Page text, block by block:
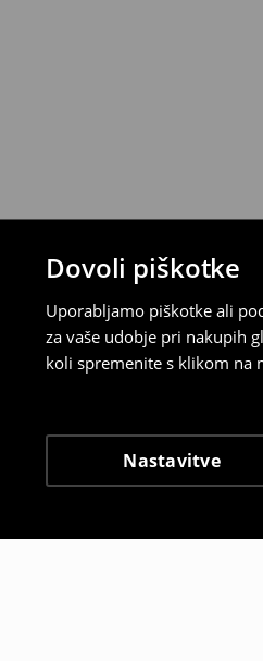
Dovoli piškotke
Uporabljamo piškotke ali
za vaše udobje pri nakupih
koli spremenite s klikom na
Nastavitve